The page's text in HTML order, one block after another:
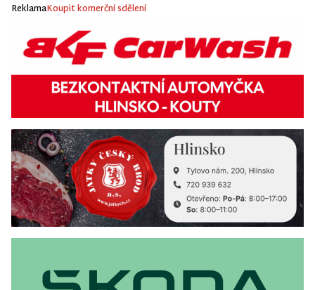
ReklamaKoupit komerční sdělení